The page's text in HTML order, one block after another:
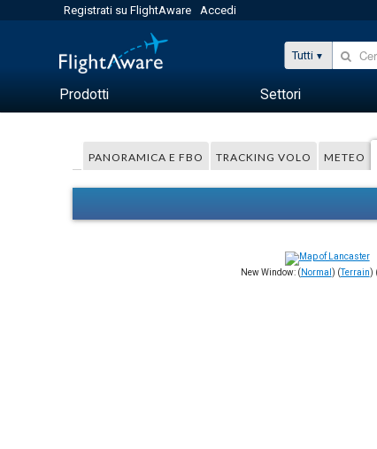
Registrati su FlightAware Accedi
Tutti
Prodotti Settori
PANORAMICA E FBO TRACKING VOLO METEO
New Window: ( Normal ) (Terrain) (